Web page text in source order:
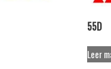
55D
Leer